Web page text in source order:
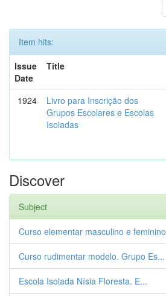
Item hits:
Issue
Date
Title
1924
Livro para Inscrição dos
Grupos Escolares e Escolas
Isoladas
Discover
Subject
Curso elementar masculino e feminino
Curso rudimentar modelo. Grupo Es...
Escola Isolada Nísia Floresta. E...